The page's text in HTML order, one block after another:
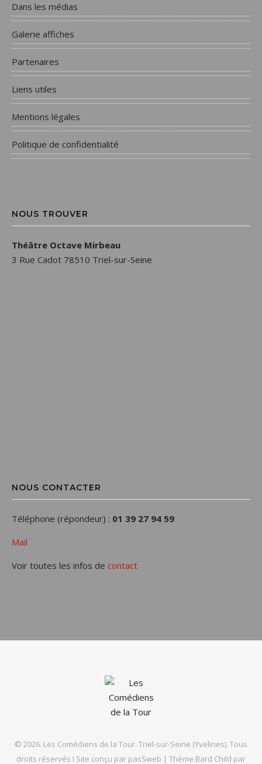
Dans les médias
Galerie affiches
Partenaires
Liens utiles
Mentions légales
Politique de confidentialité
NOUS TROUVER
Théâtre Octave Mirbeau
3 Rue Cadot 78510 Triel-sur-Seine
NOUS CONTACTER
Téléphone (répondeur) : 01 39 27 94 59
Mail
Voir toutes les infos de contact
© 2026. Les Comédiens de la Tour. Triel-sur-Seine (Yvelines). Tous
droits réservés I Site conçu par pasSweb | Thème Bard Child par